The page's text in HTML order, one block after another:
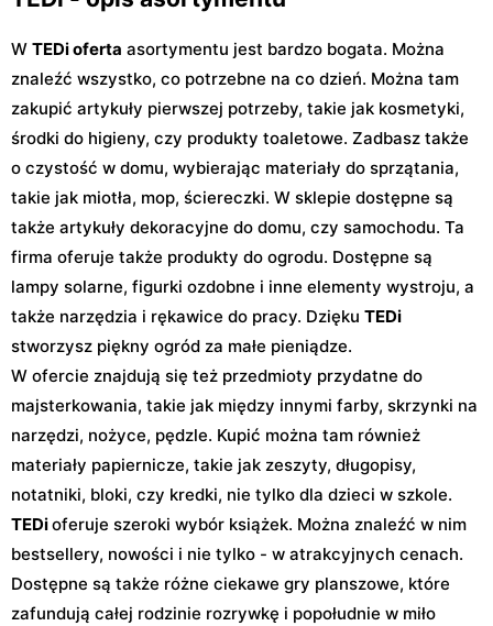
W TEDi oferta asortymentu jest bardzo bogata. Można
znaleźć wszystko, co potrzebne na co dzień. Można tam
zakupić artykuły pierwszej potrzeby, takie jak kosmetyki,
środki do higieny, czy produkty toaletowe. Zadbasz także
o czystość w domu, wybierając materiały do sprzątania,
takie jak miotła, mop, ściereczki. W sklepie dostępne są
także artykuły dekoracyjne do domu, czy samochodu. Ta
firma oferuje także produkty do ogrodu. Dostępne są
lampy solarne, figurki ozdobne i inne elementy wystroju, a
także narzędzia i rękawice do pracy. Dzięku TEDi
stworzysz piękny ogród za małe pieniądze.
W ofercie znajdują się też przedmioty przydatne do
majsterkowania, takie jak między innymi farby, skrzynki na
narzędzi, nożyce, pędzle. Kupić można tam również
materiały papiernicze, takie jak zeszyty, długopisy,
notatniki, bloki, czy kredki, nie tylko dla dzieci w szkole.
TEDioferuje szeroki wybór książek. Można znaleźć w nim
bestsellery, nowości i nie tylko - w atrakcyjnych cenach.
Dostępne są także różne ciekawe gry planszowe, które
zafundują całej rodzinie rozrywkę i popołudnie w miło